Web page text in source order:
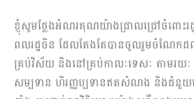
ខ្ញុំសូមថ្លែងអំណរគុណយ៉ាងជ្រាលជ្រៅចំពោះរ
ពលរដ្ឋចិន ដែលតែងតែបានចូលរួមចំណែកដ
គ្រប់វិស័យ និងនៅគ្រប់កាលៈទេសៈ តាមរយ
សម្បទាន ហិរញ្ញប្បទានឥតសំណង និងជំនួយប